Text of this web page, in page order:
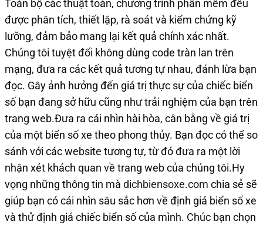
Toàn bộ các thuật toán, chương trình phần mềm đều
được phân tích, thiết lập, rà soát và kiểm chứng kỹ
lưỡng, đảm bảo mang lại kết quả chính xác nhất.
Chúng tôi tuyệt đối không dùng code tràn lan trên
mạng, đưa ra các kết quả tương tự nhau, đánh lừa bạn
đọc. Gây ảnh hưởng đến giá trị thực sự của chiếc biển
số bạn đang sở hữu cũng như trải nghiệm của bạn trên
trang web.Đưa ra cái nhìn hài hòa, cân bằng về giá trị
của một biển số xe theo phong thủy. Bạn đọc có thể so
sánh với các website tương tự, từ đó đưa ra một lời
nhận xét khách quan về trang web của chúng tôi.Hy
vọng những thông tin mà dichbiensoxe.com chia sẻ sẽ
giúp bạn có cái nhìn sâu sắc hơn về định giá biển số xe
và thử định giá chiếc biển số của mình. Chúc bạn chọn